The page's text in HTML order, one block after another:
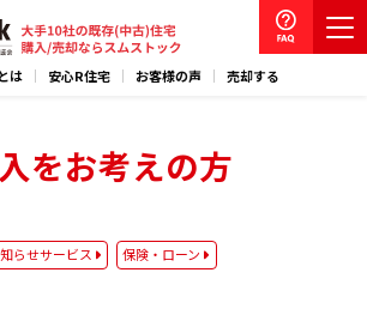
は 安心R住宅 お客様の声 売却する
をお考えの方
らせサービス 保険・ローン